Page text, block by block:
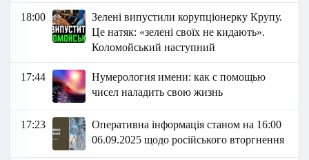
18:00
Зелені випустили корупціонерку Крупу.
Це натяк: «зелені своїх не кидають».
Коломойський наступний
17:44
Нумерология имени: как с помощью
чисел наладить свою жизнь
17:23
Оперативна інформація станом на 16:00
06.09.2025 щодо російського вторгнення